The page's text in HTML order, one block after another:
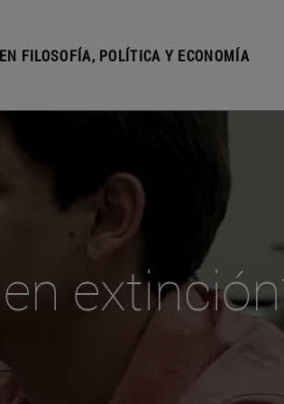
FILOSOFÍA, POLÍTICA Y ECONOMÍA